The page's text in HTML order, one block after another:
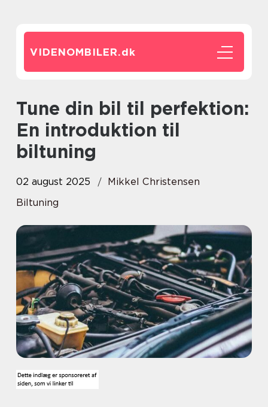
VIDENOMBILER.dk
Tune din bil til perfektion:
En introduktion til
biltuning
02 august 2025
Mikkel Christensen
Biltuning